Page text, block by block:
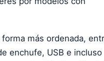
más ordenada,
enchufe, USB e incluso